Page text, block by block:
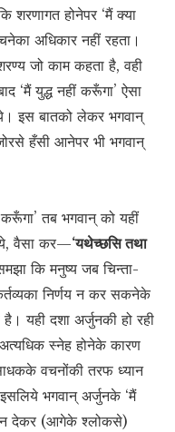
होनेपर ‘मैं क्या
अधिकार नहीं रहता।
जो काम कहता है, वही
‘मैं युद्ध नहीं करूँगा’ ऐसा
इस बातको लेकर भगवान्
हँसी आनेपर भी भगवान्
तब भगवान् को यहीं
वैसा कर—‘यथेच्छसि तथा
कि मनुष्य जब चिन्ता-
निर्णय न कर सकनेके
यही दशा अर्जुनकी हो रही
स्नेह होनेके कारण
वचनोंकी तरफ ध्यान
भगवान् अर्जुनके ‘मैं
न देकर (आगेके श्लोकसे)